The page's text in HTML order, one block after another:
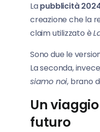
Lapubblicità
creazione che la
claim utilizzato è
Sono due le
La seconda,
siamo noi, brano
Un
futuro